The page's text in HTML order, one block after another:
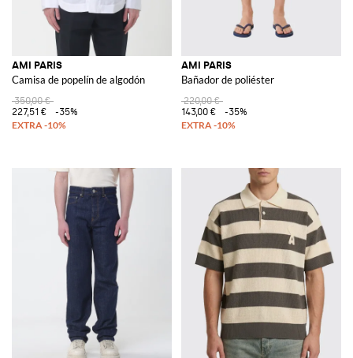
AMI PARIS
Camisa de popelín de algodón
350,00 €
227,51 €
-35%
AMI PARIS
Bañador de poliéster
220,00 €
143,00 €
-35%